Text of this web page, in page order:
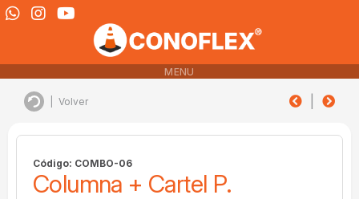
MENU
Volver
Código: COMBO-06
Columna + Cartel P.